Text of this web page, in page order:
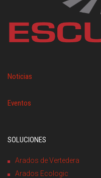
Noticias
Eventos
SOLUCIONES
Arados de Vertedera
Arados Ecologic